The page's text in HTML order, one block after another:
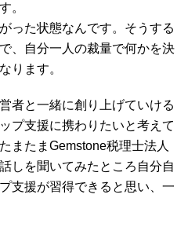
。
った状態なんです。そうする
、自分一人の裁量で何かを決
ります。
者と一緒に創り上げていける
プ支援に携わりたいと考えて
またまGemstone税理士法人
しを聞いてみたところ自分自
支援が習得できると思い、一